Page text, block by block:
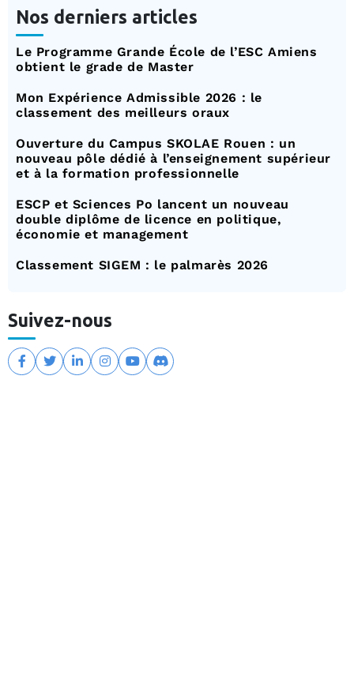
Nos derniers articles
Le Programme Grande École de l’ESC Amiens
obtient le grade de Master
Mon Expérience Admissible 2026 : le
classement des meilleurs oraux
Ouverture du Campus SKOLAE Rouen : un
nouveau pôle dédié à l’enseignement supérieur
et à la formation professionnelle
ESCP et Sciences Po lancent un nouveau
double diplôme de licence en politique,
économie et management
Classement SIGEM : le palmarès 2026
Suivez-nous